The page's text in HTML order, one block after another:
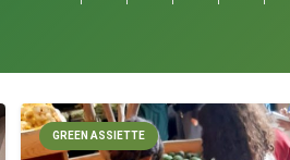
GREEN ASSIETTE